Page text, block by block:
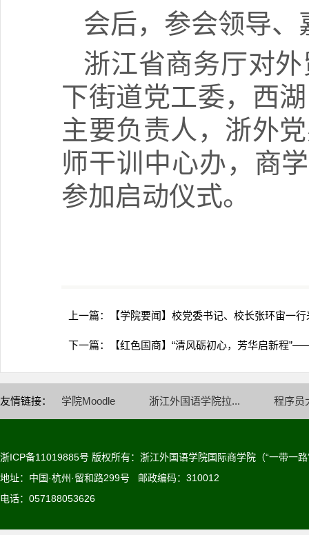
会后，参会领导
浙江省商务厅对
下街道党工委，西
主要负责人，浙外
师干训中心办，商
参加启动仪式。
上一篇： 【学院要闻】校党委书记、校长张环宙一
下一篇： 【红色国商】“清风砺初心，芳华启新程
友情链接： 学院Moodle 浙江外国语学院拉... 程序员
浙ICP备11019885号 版权所有：浙江外国语学院国际商学院（“一带一
地址：中国·杭州·留和路299号 邮政编码：310012
电话：057188053626